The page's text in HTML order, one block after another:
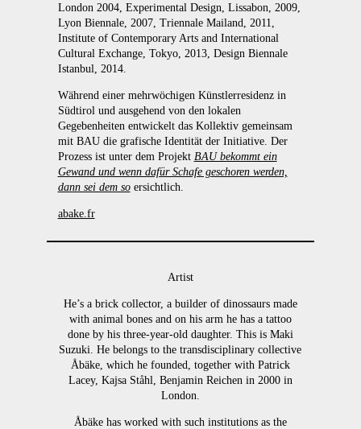
London 2004, Experimental Design, Lissabon, 2009,
Lyon Biennale, 2007, Triennale Mailand, 2011,
Institute of Contemporary Arts and International
Cultural Exchange, Tokyo, 2013, Design Biennale
Istanbul, 2014.
Während einer mehrwöchigen Künstlerresidenz in
Südtirol und ausgehend von den lokalen
Gegebenheiten entwickelt das Kollektiv gemeinsam
mit BAU die grafische Identität der Initiative. Der
Prozess ist unter dem Projekt BAU bekommt ein
Gewand und wenn dafür Schafe geschoren werden,
dann sei dem soersichtlich.
abake.fr
Artist
He’s a brick collector, a builder of dinossaurs made
with animal bones and on his arm he has a tattoo
done by his three-year-old daughter. This is Maki
Suzuki. He belongs to the transdisciplinary collective
Åbäke, which he founded, together with Patrick
Lacey, Kajsa Ståhl, Benjamin Reichen in 2000 in
London.
Åbäke has worked with such institutions as the